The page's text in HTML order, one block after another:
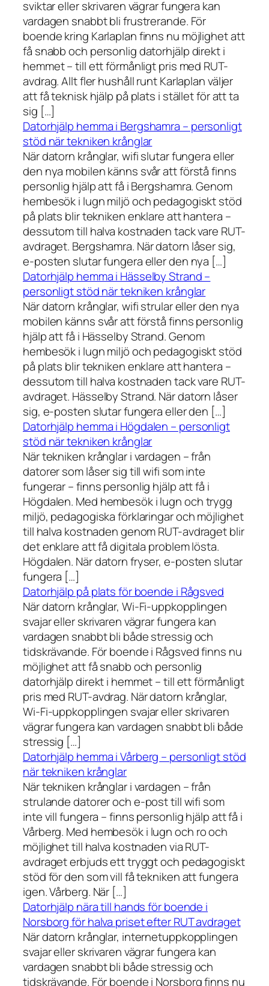
sviktar eller skrivaren vägrar fungera kan
vardagen snabbt bli frustrerande. För
boende kring Karlaplan finns nu möjlighet att
få snabb och personlig datorhjälp direkt i
hemmet – till ett förmånligt pris med RUT-
avdrag. Allt fler hushåll runt Karlaplan väljer
att få teknisk hjälp på plats i stället för att ta
sig […]
Datorhjälp hemma i Bergshamra – personligt
stöd när tekniken krånglar
När datorn krånglar, wifi slutar fungera eller
den nya mobilen känns svår att förstå finns
personlig hjälp att få i Bergshamra. Genom
hembesök i lugn miljö och pedagogiskt stöd
på plats blir tekniken enklare att hantera –
dessutom till halva kostnaden tack vare RUT-
avdraget. Bergshamra. När datorn låser sig,
e-posten slutar fungera eller den nya […]
Datorhjälp hemma i Hässelby Strand –
personligt stöd när tekniken krånglar
När datorn krånglar, wifi strular eller den nya
mobilen känns svår att förstå finns personlig
hjälp att få i Hässelby Strand. Genom
hembesök i lugn miljö och pedagogiskt stöd
på plats blir tekniken enklare att hantera –
dessutom till halva kostnaden tack vare RUT-
avdraget. Hässelby Strand. När datorn låser
sig, e-posten slutar fungera eller den […]
Datorhjälp hemma i Högdalen – personligt
stöd när tekniken krånglar
När tekniken krånglar i vardagen – från
datorer som låser sig till wifi som inte
fungerar – finns personlig hjälp att få i
Högdalen. Med hembesök i lugn och trygg
miljö, pedagogiska förklaringar och möjlighet
till halva kostnaden genom RUT-avdraget blir
det enklare att få digitala problem lösta.
Högdalen. När datorn fryser, e-posten slutar
fungera […]
Datorhjälp på plats för boende i Rågsved
När datorn krånglar, Wi-Fi-uppkopplingen
svajar eller skrivaren vägrar fungera kan
vardagen snabbt bli både stressig och
tidskrävande. För boende i Rågsved finns nu
möjlighet att få snabb och personlig
datorhjälp direkt i hemmet – till ett förmånligt
pris med RUT-avdrag. När datorn krånglar,
Wi-Fi-uppkopplingen svajar eller skrivaren
vägrar fungera kan vardagen snabbt bli både
stressig […]
Datorhjälp hemma i Vårberg – personligt stöd
när tekniken krånglar
När tekniken krånglar i vardagen – från
strulande datorer och e-post till wifi som
inte vill fungera – finns personlig hjälp att få i
Vårberg. Med hembesök i lugn och ro och
möjlighet till halva kostnaden via RUT-
avdraget erbjuds ett tryggt och pedagogiskt
stöd för den som vill få tekniken att fungera
igen. Vårberg. När […]
Datorhjälp nära till hands för boende i
Norsborg för halva priset efter RUT avdraget
När datorn krånglar, internetuppkopplingen
svajar eller skrivaren vägrar fungera kan
vardagen snabbt bli både stressig och
tidskrävande. För boende i Norsborg finns nu